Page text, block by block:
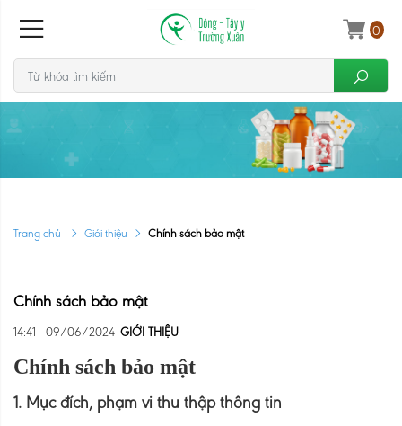
0
Trang chủ Giới thiệu Chính sách bảo mật
Chính sách bảo mật
14:41 - 09/06/2024 GIỚI THIỆU
Chính sách bảo mật
1. Mục đích, phạm vi thu thập thông tin